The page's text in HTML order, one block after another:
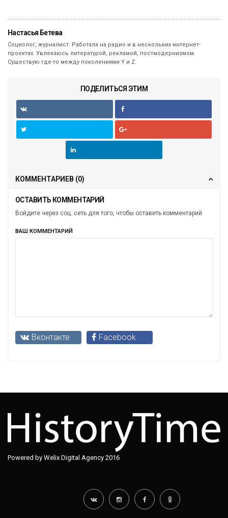
Настасья Бетева
Социолог, журналист. Работала на радио и в нескольких интернет-
проектах. Увлекаюсь литературой, рекламой, постмодернизмом.
Существую где-то между поколениями Y и Z.
ПОДЕЛИТЬСЯ ЭТИМ
КОММЕНТАРИЕВ (0)
ОСТАВИТЬ КОММЕНТАРИЙ
Войдите через соц. сеть для того, чтобы оставить комментарий
ВАШ КОММЕНТАРИЙ
Вконтакте Facebook
Powered by Welix Digital Agency 2016